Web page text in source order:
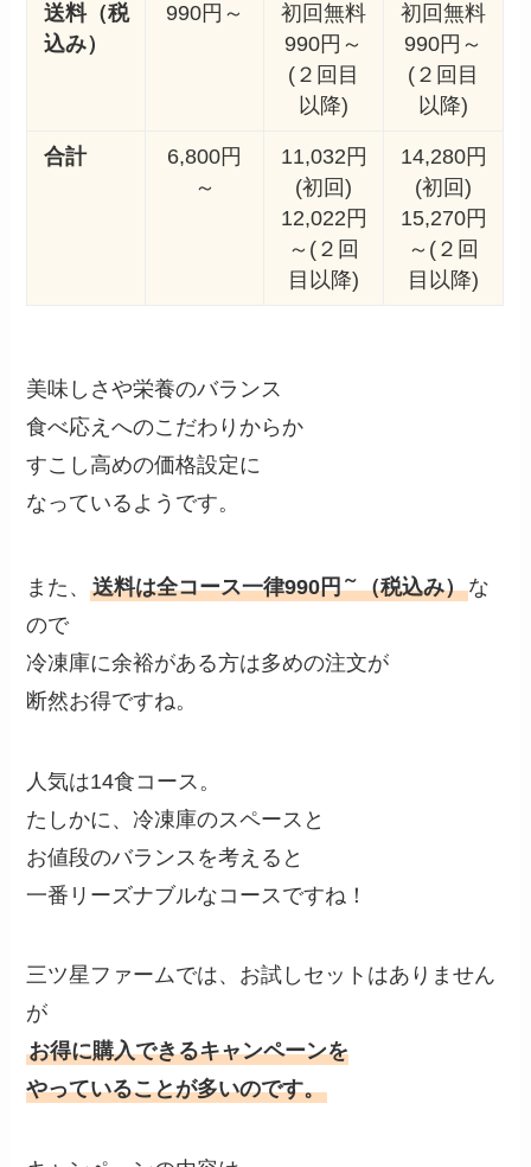
送料（税
込み）
990円～
初回無料
990円～
(２回目
以降)
初回無料
990円～
(２回目
以降)
合計
6,800円
～
11,032円
(初回)
12,022円
～(２回
目以降)
14,280円
(初回)
15,270円
～(２回
目以降)
美味しさや栄養のバランス
食べ応えへのこだわりからか
すこし高めの価格設定に
なっているようです。
また、送料は全コース一律990円～（税込み）な
ので
冷凍庫に余裕がある方は多めの注文が
断然お得ですね。
人気は14食コース。
たしかに、冷凍庫のスペースと
お値段のバランスを考えると
一番リーズナブルなコースですね！
三ツ星ファームでは、お試しセットはありません
が
お得に購入できるキャンペーンを
やっていることが多いのです。